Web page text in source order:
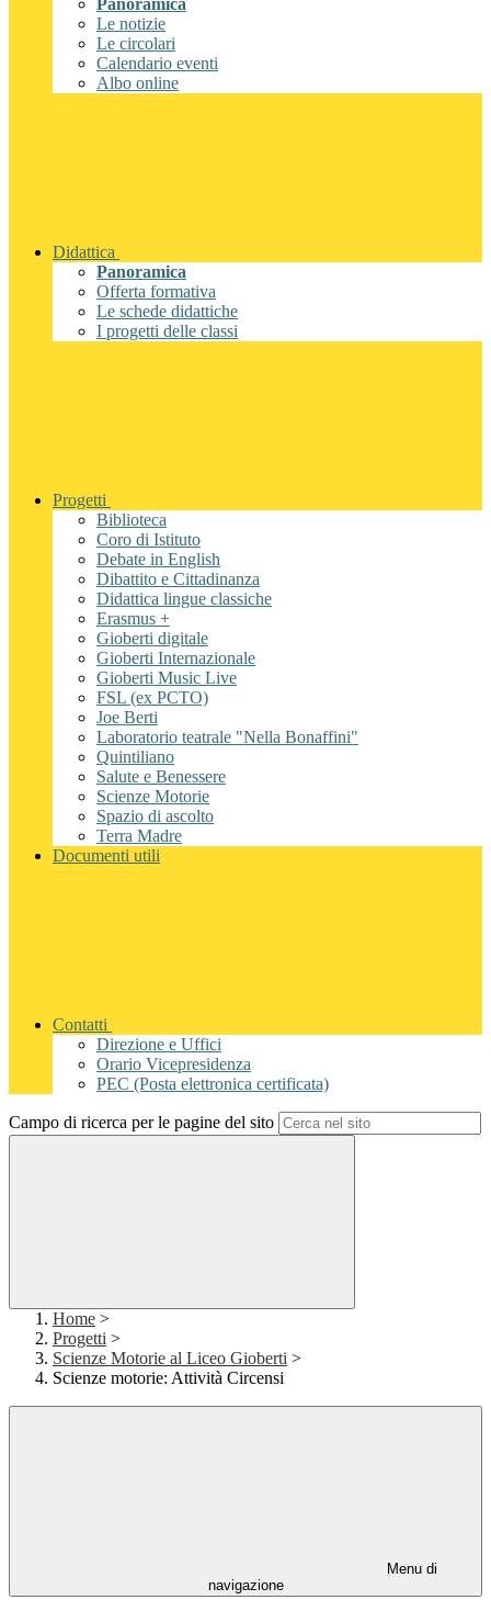
Panoramica
Le notizie
Le circolari
Calendario eventi
Albo online
Didattica
Panoramica
Offerta formativa
Le schede didattiche
I progetti delle classi
Progetti
Biblioteca
Coro di Istituto
Debate in English
Dibattito e Cittadinanza
Didattica lingue classiche
Erasmus +
Gioberti digitale
Gioberti Internazionale
Gioberti Music Live
FSL (ex PCTO)
Joe Berti
Laboratorio teatrale "Nella Bonaffini"
Quintiliano
Salute e Benessere
Scienze Motorie
Spazio di ascolto
Terra Madre
Documenti utili
Contatti
Direzione e Uffici
Orario Vicepresidenza
PEC (Posta elettronica certificata)
Campo di ricerca per le pagine del sito
Home >
Progetti >
Scienze Motorie al Liceo Gioberti >
Scienze motorie: Attività Circensi
Menu di
navigazione